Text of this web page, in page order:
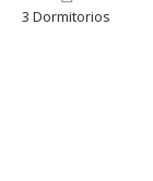
3 Dormitorios